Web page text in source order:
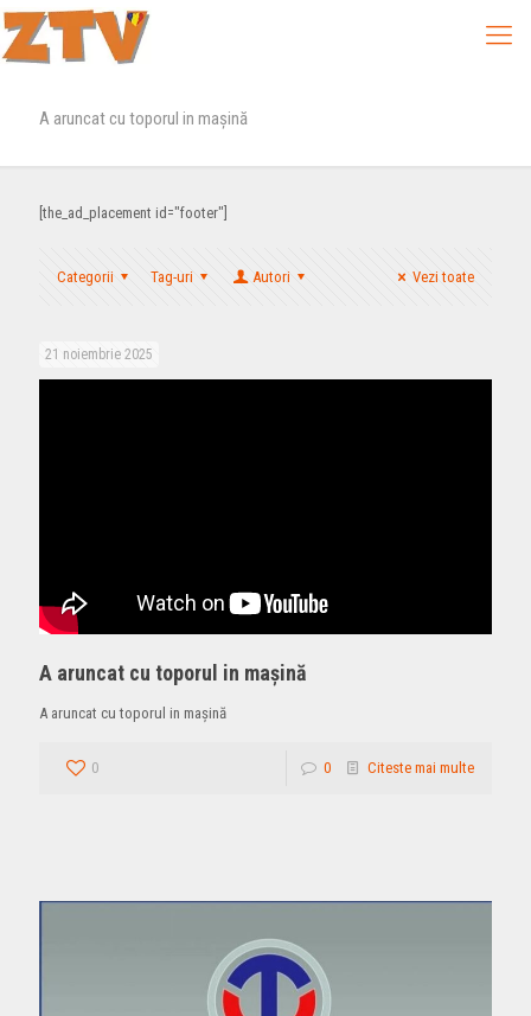
A aruncat cu toporul in mașină
[the_ad_placement id="footer"]
Categorii Tag-uri Autori Vezi toate
21 noiembrie 2025
A aruncat cu toporul in mașină
A aruncat cu toporul in mașină
0 0 Citeste mai multe